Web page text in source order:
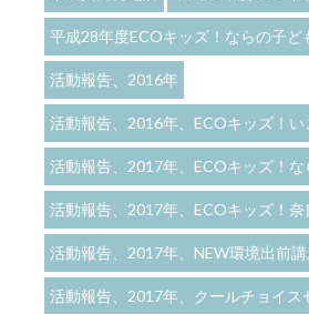
平成28年度ECOキッズ！ならの子ど
活動報告、2016年
活動報告、2016年、ECOキッズ！い
活動報告、2017年、ECOキッズ！な
活動報告、2017年、ECOキッズ！奈
活動報告、2017年、NEW環境出前講
活動報告、2017年、クールチョイス